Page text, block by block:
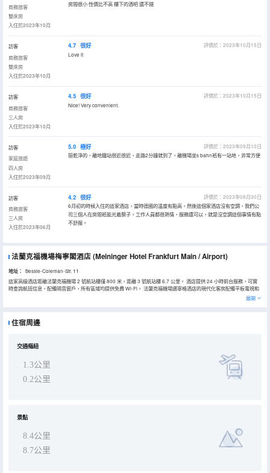
商務旅客
雙床房
入住於2023年10月
房間很小 性價比不高 樓下的酒吧 還不錯
訪客
商務旅客
雙床房
入住於2023年10月
4.7 很好
評價於：2023年10月15日
Love it
訪客
商務旅客
三人房
入住於2023年10月
4.5 很好
評價於：2023年10月15日
Nice! Very convenient.
訪客
家庭旅遊
四人房
入住於2023年09月
5.0 極好
評價於：2023年09月10日
挺乾淨的，離地鐵站很近很近，走路2分鐘就到了，離機場坐s bahn衹有一站地，非常方便
訪客
商務旅客
三人房
入住於2023年06月
4.2 很好
評價於：2023年08月30日
6月初的時候入住的這家酒店，當時德國的温度有點高，然後這個家酒店沒有空調，我們公
司三個人在房間衹能光着膀子。工作人員都很熱情，服務還可以，就是沒空調這個事情有點
不舒服。
法蘭克福機場梅寧閣酒店(Meininger Hotel Frankfurt Main / Airport)
地址：
Bessie-Coleman-Str. 11
這家高級酒店距離法蘭克福機場 2 號航站樓僅 800 米，距離 3 號航站樓 6.7 公里。 酒店提供 24 小時前台服務，可實
時查詢航班信息，配備隔音窗戶，所有區域均提供免費 Wi-Fi。 法蘭克福機場邁寧格酒店的現代化客房配備平板電視和
iPod 基座。 私人浴室裏配有吹風機。 酒店距離法蘭克福機場火車站 1.5 公里，距離法蘭克福市中心 15 分鐘車程。 距
展開
住宿周邊
交通樞紐
1.3公里
0.2公里
景點
8.4公里
8.7公里